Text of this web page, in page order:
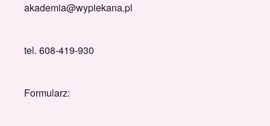
akademia@wypiekana.pl
tel. 608-419-930
Formularz: